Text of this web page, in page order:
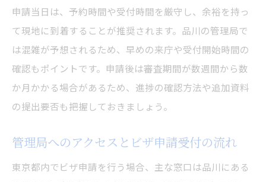
申請当日は、予約時間や受付時間を厳守し、余裕を持っ
て現地に到着することが推奨されます。品川の管理局で
は混雑が予想されるため、早めの来庁や受付開始時間の
確認もポイントです。申請後は審査期間が数週間から数
か月かかる場合があるため、進捗の確認方法や追加資料
の提出要否も把握しておきましょう。
管理局へのアクセスとビザ申請受付の流れ
東京都内でビザ申請を行う場合、主な窓口は品川にある